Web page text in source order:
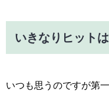
いきなりヒット
いつも思うのですが第